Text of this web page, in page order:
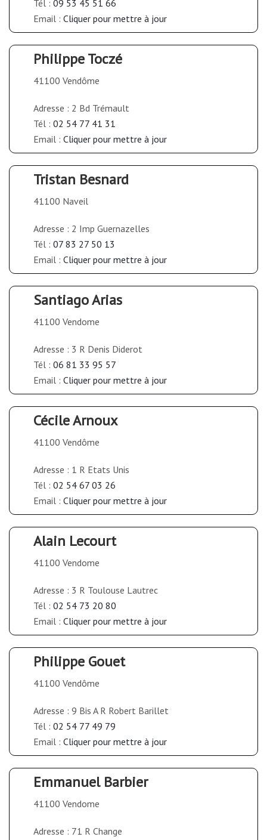
Tél : 09 53 45 51 66
Email : Cliquer pour mettre à jour
Philippe Toczé
41100 Vendôme
Adresse : 2 Bd Trémault
Tél : 02 54 77 41 31
Email : Cliquer pour mettre à jour
Tristan Besnard
41100 Naveil
Adresse : 2 Imp Guernazelles
Tél : 07 83 27 50 13
Email : Cliquer pour mettre à jour
Santiago Arias
41100 Vendome
Adresse : 3 R Denis Diderot
Tél : 06 81 33 95 57
Email : Cliquer pour mettre à jour
Cécile Arnoux
41100 Vendôme
Adresse : 1 R Etats Unis
Tél : 02 54 67 03 26
Email : Cliquer pour mettre à jour
Alain Lecourt
41100 Vendome
Adresse : 3 R Toulouse Lautrec
Tél : 02 54 73 20 80
Email : Cliquer pour mettre à jour
Philippe Gouet
41100 Vendôme
Adresse : 9 Bis A R Robert Barillet
Tél : 02 54 77 49 79
Email : Cliquer pour mettre à jour
Emmanuel Barbier
41100 Vendome
Adresse : 71 R Change